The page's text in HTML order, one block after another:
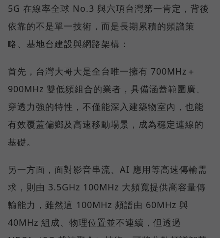
5G 在線率全球 No.3 與六項台灣第一肯定，背後
依靠的不是單一技術，而是長期累積的頻譜策
略、基地台建設與網路架構：
首先，台灣大哥大是全台唯一擁有 700MHz＋
900MHz 雙低頻組合的業者，具備涵蓋範圍廣、
穿透力強的特性，不僅能深入建築物室內，也能
有效覆蓋偏鄉及高速移動場景，成為穩定連線的
基礎。
另一方面，面對影音串流、AI 應用等高速傳輸需
求，則由 3.5GHz 100MHz 大頻寬提供高容量傳
輸能力，雖然這 100MHz 頻譜由 60MHz 與
40MHz 組成、物理位置並不連續，但透過